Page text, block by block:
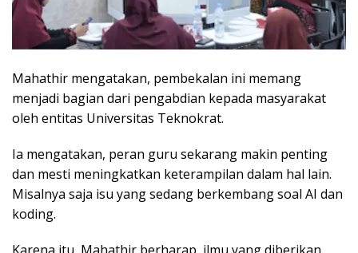
Mahathir mengatakan, pembekalan ini memang
menjadi bagian dari pengabdian kepada masyarakat
oleh entitas Universitas Teknokrat.
Ia mengatakan, peran guru sekarang makin penting
dan mesti meningkatkan keterampilan dalam hal lain.
Misalnya saja isu yang sedang berkembang soal AI dan
koding.
Karena itu, Mahathir berharap, ilmu yang diberikan